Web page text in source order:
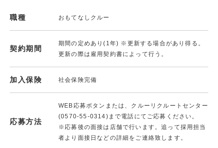
職種 おもてなしクルー
契約期間
期間の定めあり(1年) ※更新する場合があり得る。
更新の際は雇用契約書によって行う。
加入保険 社会保険完備
応募方法
WEB応募ボタンまたは、クルーリクルートセンター
(0570-55-0314)まで電話にてご応募ください。
※応募後の面接は店舗で行います。追って採用担当
者より面接日などの詳細をご連絡致します。